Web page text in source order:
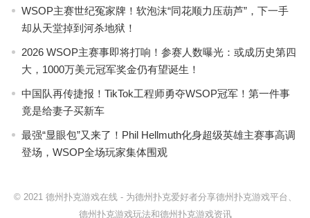
WSOP主赛世纪冤家牌！软泡沫“同花顺力压葫芦”，下一手
却从天堂掉到河杀地狱！
2026 WSOP主赛事即将打响！参赛人数曝光：或成历史第四
大，1000万美元冠军奖金仍有望诞生！
中国队再传捷报！TikTok工程师勇夺WSOP冠军！第一件事
竟是给妻子买新车
最强“显眼包”又来了！Phil Hellmuth化身超级英雄主赛事高调
登场，WSOP全场玩家集体围观
© 2021 德州扑克游戏在线- 为德州扑克爱好者分享德州扑克游戏平台、
德州扑克游戏玩法和德州扑克游戏资讯